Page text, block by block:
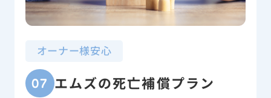
オーナー様安心
07 エムズの死亡補償プラン